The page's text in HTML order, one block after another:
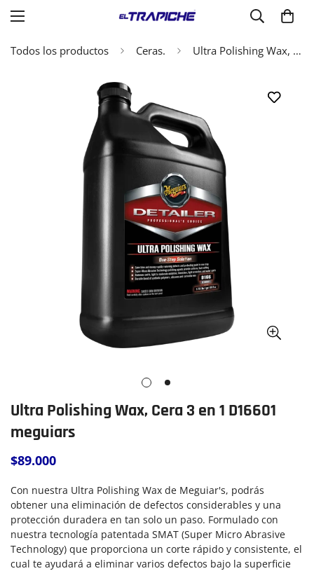
Todos los productos Ceras. Ultra Polishing Wax, Cera 3 en 1 D16601 meguiars
Ultra Polishing Wax, Cera 3 en 1 D16601
meguiars
Precio
$89.000
Con nuestra Ultra Polishing Wax de Meguiar's, podrás
obtener una eliminación de defectos considerables y una
protección duradera en tan solo un paso. Formulado con
nuestra tecnología patentada SMAT (Super Micro Abrasive
Technology) que proporciona un corte rápido y consistente, el
cual te ayudará a eliminar varios defectos bajo la superficie